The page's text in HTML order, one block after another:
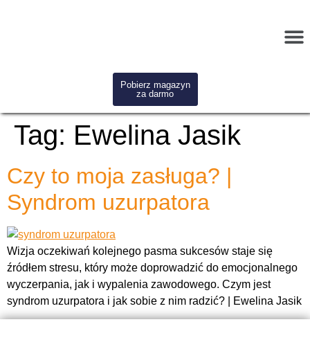
Pobierz magazyn
za darmo
Tag: Ewelina Jasik
Czy to moja zasługa? |
Syndrom uzurpatora
Wizja oczekiwań kolejnego pasma sukcesów staje się
źródłem stresu, który może doprowadzić do emocjonalnego
wyczerpania, jak i wypalenia zawodowego. Czym jest
syndrom uzurpatora i jak sobie z nim radzić? | Ewelina Jasik